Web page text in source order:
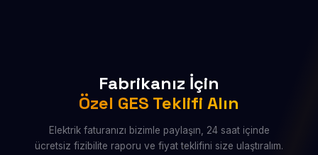
sisteminiz her zaman tam kapasitede çalışır.
Fabrikanız İçin
Özel GES Teklifi Alın
Elektrik faturanızı bizimle paylaşın, 24 saat içinde
ücretsiz fizibilite raporu ve fiyat teklifini size ulaştıralım.